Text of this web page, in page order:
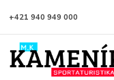
+421 940 949 000